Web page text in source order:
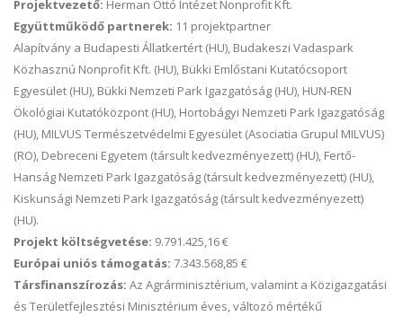
Projektvezető: Herman Ottó Intézet Nonprofit Kft.
Együttműködő partnerek: 11 projektpartner
Alapítvány a Budapesti Állatkertért (HU), Budakeszi Vadaspark
Közhasznú Nonprofit Kft. (HU), Bükki Emlőstani Kutatócsoport
Egyesület (HU), Bükki Nemzeti Park Igazgatóság (HU), HUN-REN
Ökológiai Kutatóközpont (HU), Hortobágyi Nemzeti Park Igazgatóság
(HU), MILVUS Természetvédelmi Egyesület (Asociatia Grupul MILVUS)
(RO), Debreceni Egyetem (társult kedvezményezett) (HU), Fertő-
Hanság Nemzeti Park Igazgatóság (társult kedvezményezett) (HU),
Kiskunsági Nemzeti Park Igazgatóság (társult kedvezményezett)
(HU).
Projekt költségvetése: 9.791.425,16 €
Európai uniós támogatás: 7.343.568,85 €
Társfinanszírozás: Az Agrárminisztérium, valamint a Közigazgatási
és Területfejlesztési Minisztérium éves, változó mértékű